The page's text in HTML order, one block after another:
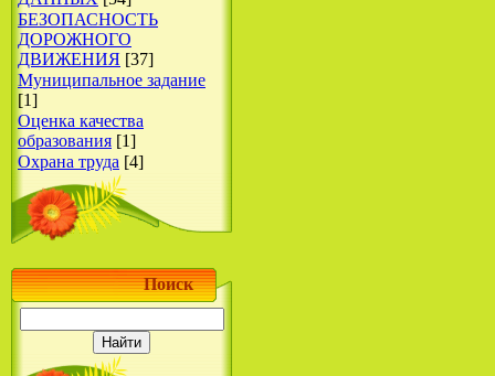
БЕЗОПАСНОСТЬ
ДОРОЖНОГО
ДВИЖЕНИЯ [37]
Муниципальное задание
[1]
Оценка качества
образования [1]
Охрана труда [4]
Поиск